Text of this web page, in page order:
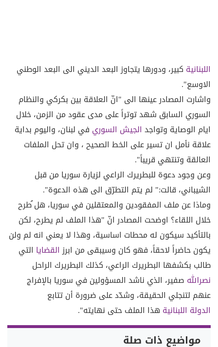
اللبنانية كبير، ودورها يتجاوز البعد الديني الى البعد الوطني
الاوسع".
واشارت المصادر عينها الى "انّ العلاقة بين بكركي والنظام
السوري السابق شهد توتراً على مدى عقود من الزمن، خلال
ايام الوصاية وتواجد الجيش السوري في لبنان، واليوم بداية
علاقة نأمل ان تسير على الخط الصحيح ، وان تحل الملفات
العالقة وتنتهي قريباً".
وعن وجود دعوة للبطريرك الراعي لزيارة سوريا من قبل
الشيباني، قالت:" لم يتم التطرّق الى هذه الدعوة".
وماذا عن ملف المفقودين والمعتقلين في سوريا، هل ُطرح
خلال اللقاء؟ اوضحت المصادر انّ "هذا الملف لم يطرح، لكن
بالتأكيد سيكون له محطات اساسية، وهذا لا يعني انه لم ولن
يكون حاضراً لاحقاً، فهو كان وسيبقى من ابرزالقضايا التي
طالب بكشفها البطريرك الراعي، كذلك البطريرك الراحل
نصرالله صفير، الذي ناشد المسؤولين في سوريا بالإفراج
عنهم لتنجلي الحقيقة، وشدّد على ضرورة أن تتابع
الدولة اللبنانية هذا الملف حتى نهايته".
مواضيع ذات صلة